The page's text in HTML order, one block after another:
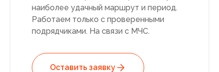
наиболее удачный маршрут и период.
Работаем только с проверенными
подрядчиками. На связи с МЧС.
Оставить заявку